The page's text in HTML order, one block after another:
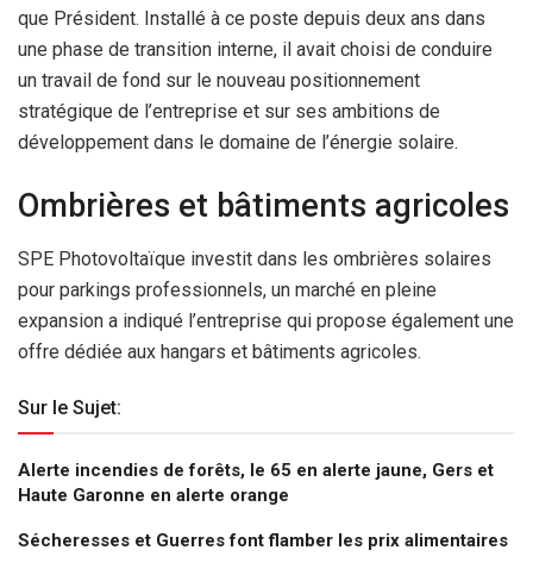
que Président. Installé à ce poste depuis deux ans dans
une phase de transition interne, il avait choisi de conduire
un travail de fond sur le nouveau positionnement
stratégique de l’entreprise et sur ses ambitions de
développement dans le domaine de l’énergie solaire.
Ombrières et bâtiments agricoles
SPE Photovoltaïque investit dans les ombrières solaires
pour parkings professionnels, un marché en pleine
expansion a indiqué l’entreprise qui propose également une
offre dédiée aux hangars et bâtiments agricoles.
Sur le Sujet:
Alerte incendies de forêts, le 65 en alerte jaune, Gers et
Haute Garonne en alerte orange
Sécheresses et Guerres font flamber les prix alimentaires